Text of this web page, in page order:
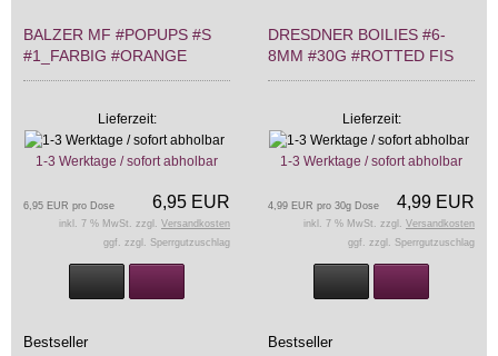
BALZER MF #POPUPS #S
#1_FARBIG #ORANGE
Lieferzeit:
1-3 Werktage / sofort abholbar
6,95 EUR
6,95 EUR pro Dose
inkl. 7 % MwSt. zzgl. Versandkosten
ggf. zzgl. Sperrgutzuschlag
DRESDNER BOILIES #6-
8MM #30G #ROTTED FIS
Lieferzeit:
1-3 Werktage / sofort abholbar
4,99 EUR
4,99 EUR pro 30g Dose
inkl. 7 % MwSt. zzgl. Versandkosten
ggf. zzgl. Sperrgutzuschlag
Bestseller Bestseller